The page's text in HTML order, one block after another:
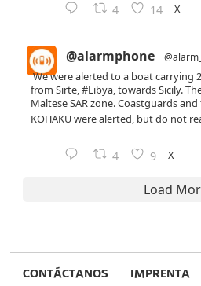
4 14 X
@alarmphone
We were alerted to a boat carrying
from Sirte,#Libya, towards Sicily.
Maltese SAR zone. Coastguards
KOHAKU were alerted, but do not
4 9 X
Load
CONTÁCTANOS IMPRENTA